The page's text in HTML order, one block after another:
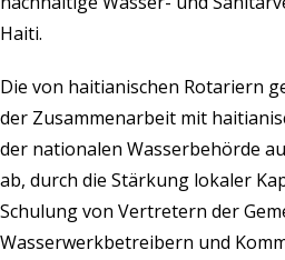
Haiti.
Die von haitianischen Rotariern
der Zusammenarbeit mit
der nationalen Wasserbehörde
ab, durch die Stärkung lokaler
Schulung von Vertretern der
Wasserwerkbetreibern und